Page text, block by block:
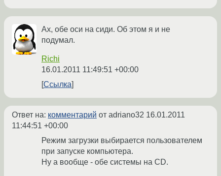
Ах, обе оси на сиди. Об этом я и не
подумал.
Richi
16.01.2011 11:49:51 +00:00
Ссылка
Ответ на: комментарий от adriano32 16.01.2011
11:44:51 +00:00
Режим загрузки выбирается пользователем
при запуске компьютера.
Ну а вообще - обе системы на CD.